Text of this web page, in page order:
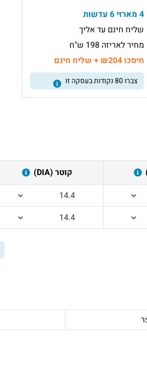
4 מארזי 6 עדשות
שליח חינם עד אליך
מחיר לאריזה 198 ש"ח
חיסכו ₪204 + שליח חינם
צברו80נקודות בעסקה זו
קוטר (DIA)